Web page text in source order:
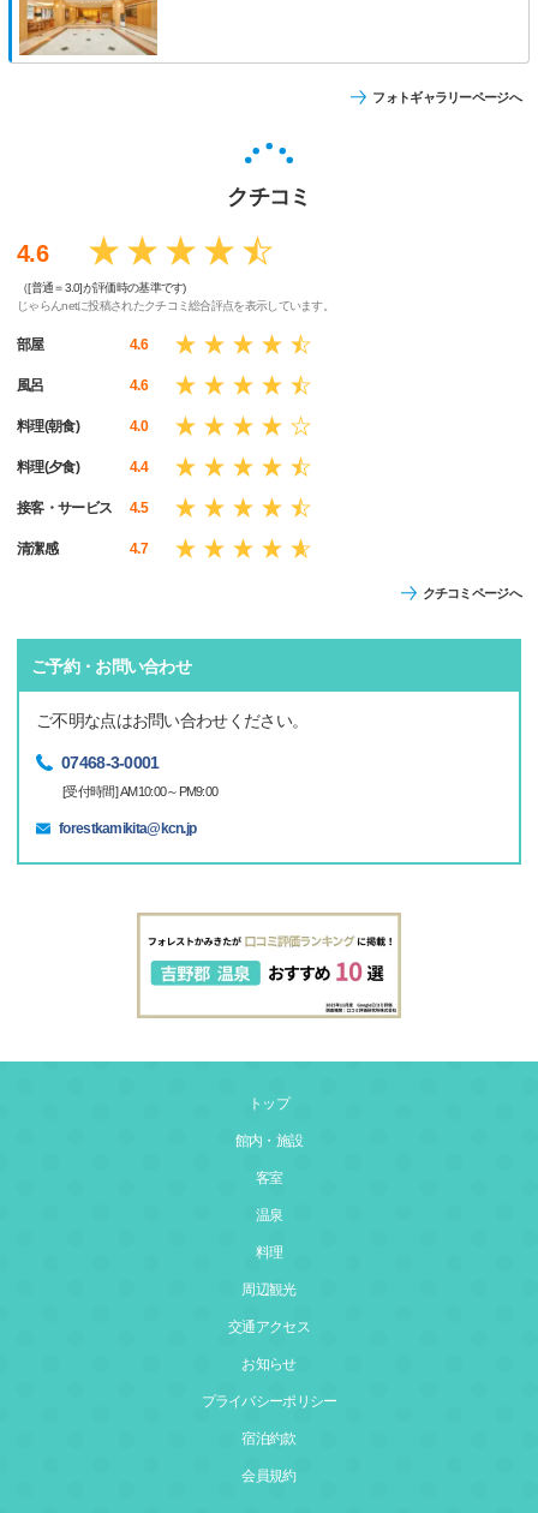
フォトギャラリーページへ
クチコミ
4.6
（[普通＝3.0]が評価時の基準です)
じゃらんnetに投稿されたクチコミ総合評点を表示しています。
部屋 4.6
風呂 4.6
料理(朝食) 4.0
料理(夕食) 4.4
接客・サービス 4.5
清潔感 4.7
クチコミページへ
ご予約・お問い合わせ
ご不明な点はお問い合わせください。
07468-3-0001
[受付時間] AM10:00～PM9:00
forestkamikita@kcn.jp
トップ
館内・施設
客室
温泉
料理
周辺観光
交通アクセス
お知らせ
プライバシーポリシー
宿泊約款
会員規約